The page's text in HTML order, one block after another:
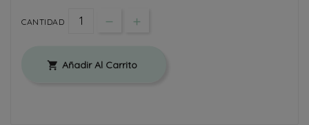
CANTIDAD
 Añadir Al Carrito